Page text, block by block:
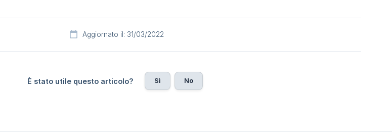
Aggiornato il: 31/03/2022
È stato utile questo articolo? Sì No